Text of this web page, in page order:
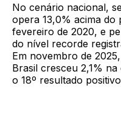
No cenário nacional,
opera 13,0% acima do
fevereiro de 2020, e
do nível recorde
Em novembro de
Brasil cresceu 2,1%
o 18º resultado